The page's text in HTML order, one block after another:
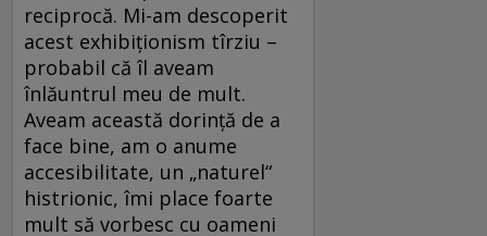
reciprocă. Mi-am descoperit
acest exhibiționism tîrziu –
probabil că îl aveam
înlăuntrul meu de mult.
Aveam această dorință de a
face bine, am o anume
accesibilitate, un „naturel“
histrionic, îmi place foarte
mult să vorbesc cu oameni